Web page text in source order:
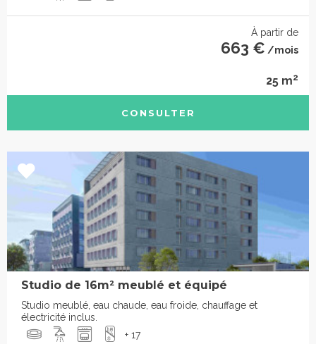
À partir de
663 € /mois
25 m2
CONSULTER
Studio de 16m² meublé et équipé
Studio meublé, eau chaude, eau froide, chauffage et
électricité inclus.
+ 17